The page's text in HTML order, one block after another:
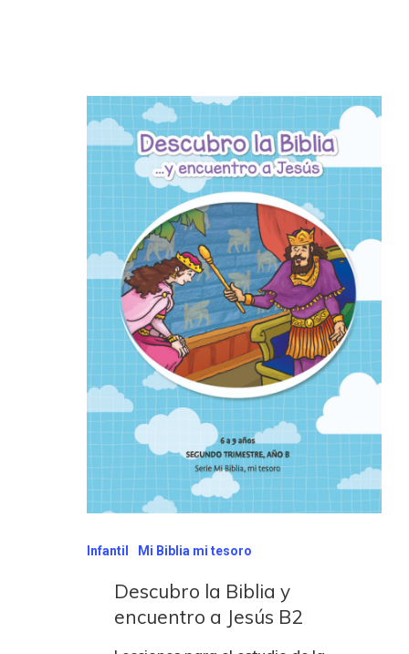
Infantil Mi Biblia mi tesoro
Descubro la Biblia y
encuentro a Jesús B2